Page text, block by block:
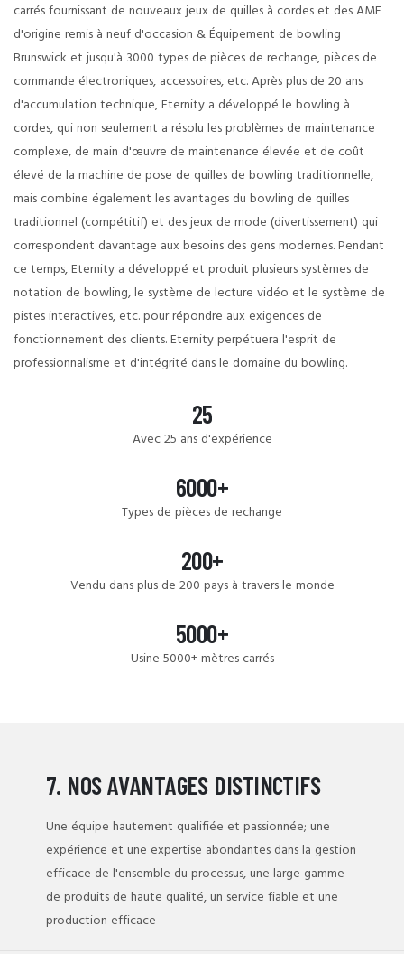
carrés fournissant de nouveaux jeux de quilles à cordes et des AMF
d'origine remis à neuf d'occasion & Équipement de bowling
Brunswick et jusqu'à 3000 types de pièces de rechange, pièces de
commande électroniques, accessoires, etc. Après plus de 20 ans
d'accumulation technique, Eternity a développé le bowling à
cordes, qui non seulement a résolu les problèmes de maintenance
complexe, de main d'œuvre de maintenance élevée et de coût
élevé de la machine de pose de quilles de bowling traditionnelle,
mais combine également les avantages du bowling de quilles
traditionnel (compétitif) et des jeux de mode (divertissement) qui
correspondent davantage aux besoins des gens modernes. Pendant
ce temps, Eternity a développé et produit plusieurs systèmes de
notation de bowling, le système de lecture vidéo et le système de
pistes interactives, etc. pour répondre aux exigences de
fonctionnement des clients. Eternity perpétuera l'esprit de
professionnalisme et d'intégrité dans le domaine du bowling.
25
Avec 25 ans d'expérience
6000+
Types de pièces de rechange
200+
Vendu dans plus de 200 pays à travers le monde
5000+
Usine 5000+ mètres carrés
7. NOS AVANTAGES DISTINCTIFS
Une équipe hautement qualifiée et passionnée; une
expérience et une expertise abondantes dans la gestion
efficace de l'ensemble du processus, une large gamme
de produits de haute qualité, un service fiable et une
production efficace